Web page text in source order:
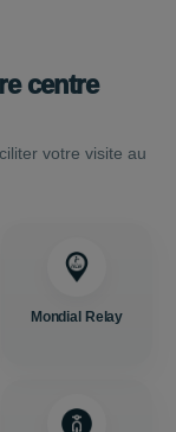
centre
votre visite au
Mondial Relay